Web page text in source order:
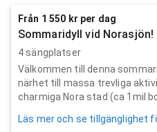
Från 1 550 kr per dag
Sommaridyll vid Norasjön!
4 sängplatser
Välkommen till denna
närhet till massa trevliga
charmiga Nora stad (ca 1mil
Läs mer och se tillgänglighet